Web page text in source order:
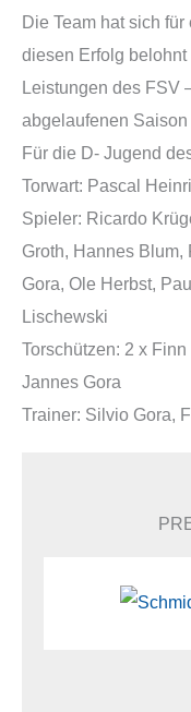
Die Team hat sich
diesen Erfolg
Leistungen des FSV
abgelaufenen Saison
Für die D- Jugend
Torwart: Pascal
Spieler: Ricardo
Groth, Hannes
Gora, Ole Herbst,
Lischewski
Torschützen: 2 x
Jannes Gora
Trainer: Silvio Gora,